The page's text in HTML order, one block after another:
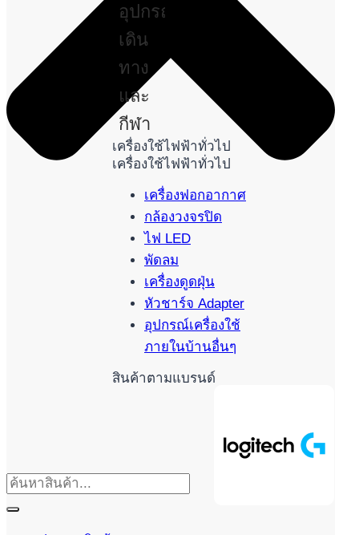
อุปกรณ์
เดิน
ทาง
และ
กีฬา
เครื่องใช้ไฟฟ้าทั่วไป
เครื่องใช้ไฟฟ้าทั่วไป
เครื่องฟอกอากาศ
กล้องวงจรปิด
ไฟ LED
พัดลม
เครื่องดูดฝุ่น
หัวชาร์จ Adapter
อุปกรณ์เครื่องใช้
ภายในบ้านอื่นๆ
สินค้าตามแบรนด์